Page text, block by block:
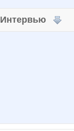
Интервью